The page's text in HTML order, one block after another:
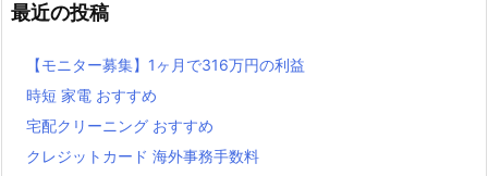
最近の投稿
【モニター募集】1ヶ月で316万円の利益
時短 家電 おすすめ
宅配クリーニング おすすめ
クレジットカード 海外事務手数料